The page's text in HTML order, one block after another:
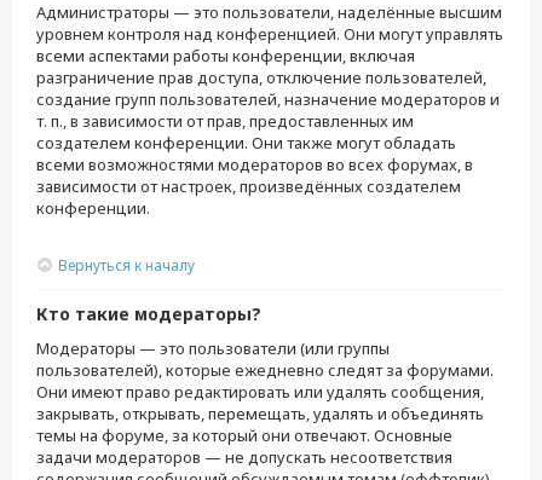
Администраторы — это пользователи, наделённые высшим
уровнем контроля над конференцией. Они могут управлять
всеми аспектами работы конференции, включая
разграничение прав доступа, отключение пользователей,
создание групп пользователей, назначение модераторов и
т. п., в зависимости от прав, предоставленных им
создателем конференции. Они также могут обладать
всеми возможностями модераторов во всех форумах, в
зависимости от настроек, произведённых создателем
конференции.
Вернуться к началу
Кто такие модераторы?
Модераторы — это пользователи (или группы
пользователей), которые ежедневно следят за форумами.
Они имеют право редактировать или удалять сообщения,
закрывать, открывать, перемещать, удалять и объединять
темы на форуме, за который они отвечают. Основные
задачи модераторов — не допускать несоответствия